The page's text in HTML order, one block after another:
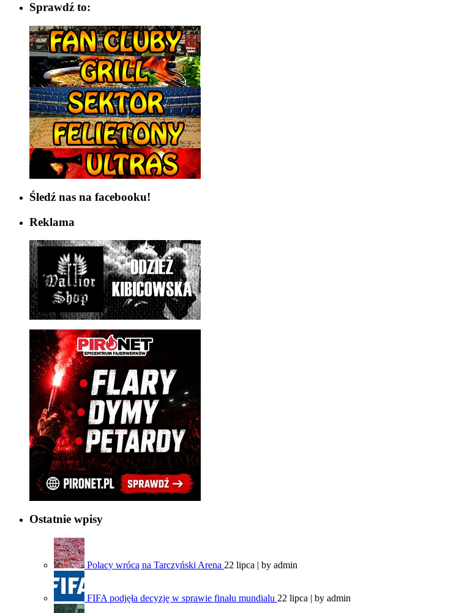
Sprawdź to:
Śledź nas na facebooku!
Reklama
Ostatnie wpisy
Polacy wrócą na Tarczyński Arena 22 lipca | by admin
FIFA podjęła decyzję w sprawie finału mundialu 22 lipca | by admin